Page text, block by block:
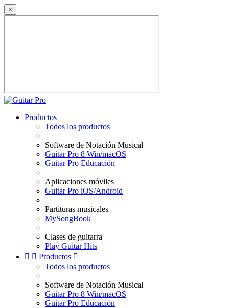
×
Productos
Todos los productos
Software de Notación Musical
Guitar Pro 8 Win/macOS
Guitar Pro Educación
Aplicaciones móviles
Guitar Pro iOS/Android
Partituras musicales
MySongBook
Clases de guitarra
Play Guitar Hits
  Productos 
Todos los productos
Software de Notación Musical
Guitar Pro 8 Win/macOS
Guitar Pro Educación